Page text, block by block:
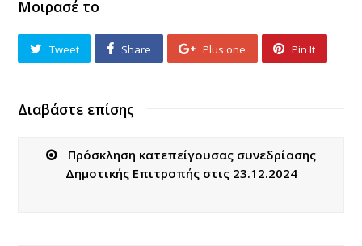
Μοιρασέ το
Tweet Share Plus one Pin It
Διαβάστε επίσης
Πρόσκληση κατεπείγουσας συνεδρίασης
Δημοτικής Επιτροπής στις 23.12.2024